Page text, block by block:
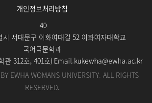
개인정보처리방침
40
시 서대문구 이화여대길 52 이화여자대학교
국어국문학과
관 312호, 401호) Email.kukewha@ewha.ac.kr
EWHA WOMANS UNIVERSITY. ALL RIGHTS
RESERVED.